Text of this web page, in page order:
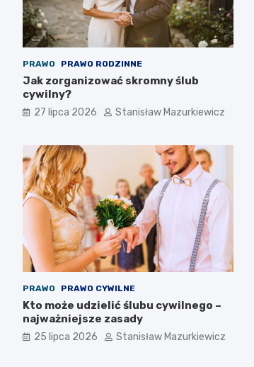
PRAWO PRAWO RODZINNE
Jak zorganizować skromny ślub
cywilny?
27 lipca 2026 Stanisław Mazurkiewicz
PRAWO PRAWO CYWILNE
Kto może udzielić ślubu cywilnego –
najważniejsze zasady
25 lipca 2026 Stanisław Mazurkiewicz